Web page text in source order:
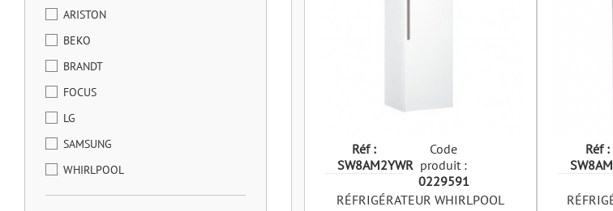
ARISTON
BEKO
BRANDT
FOCUS
LG
SAMSUNG
WHIRLPOOL
Réf :
SW8AM2YWR
Code
produit :
0229591
RÉFRIGÉRATEUR WHIRLPOOL
Réf :